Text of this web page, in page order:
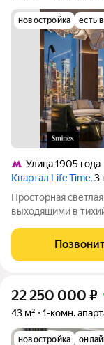
новостройка есть
Улица 1905 года
Квартал Life Time, 3
Просторная
выходящими в
на пруд, а
зрелищным.
22 250 000 ₽
43 м² 1-комн.
новостройка